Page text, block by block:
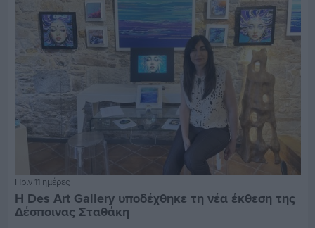
Πριν 11 ημέρες
Η Des Art Gallery υποδέχθηκε τη νέα έκθεση της
Δέσποινας Σταθάκη